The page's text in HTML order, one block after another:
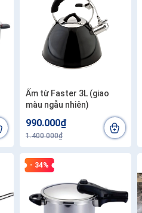
Ấm từ Faster 3L (giao
màu ngẫu nhiên)
990.000₫
1.400.000₫
- 34%